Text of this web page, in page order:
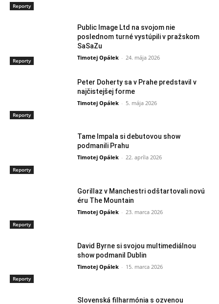
Reporty
Reporty
Public Image Ltd na svojom nie
poslednom turné vystúpili v pražskom
SaSaZu
Timotej Opálek - 24. mája 2026
Reporty
Peter Doherty sa v Prahe predstavil v
najčistejšej forme
Timotej Opálek - 5. mája 2026
Reporty
Tame Impala si debutovou show
podmanili Prahu
Timotej Opálek - 22. apríla 2026
Reporty
Gorillaz v Manchestri odštartovali novú
éru The Mountain
Timotej Opálek - 23. marca 2026
Reporty
David Byrne si svojou multimediálnou
show podmanil Dublin
Timotej Opálek - 15. marca 2026
Slovenská filharmónia s ozvenou